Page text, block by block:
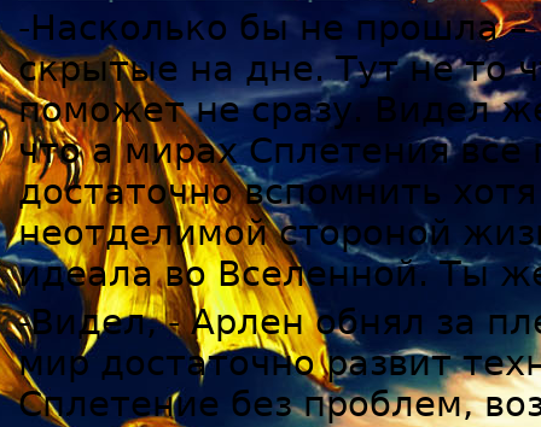
-Насколько бы не прошла –
скрытые на дне. Тут не то
поможет не сразу. Видел
что а мирах Сплетения
достаточно вспомнить
неотделимой стороной
идеала во Вселенной. Ты
-Видел, - Арлен обнял за
мир достаточно развит
Сплетение без проблем,